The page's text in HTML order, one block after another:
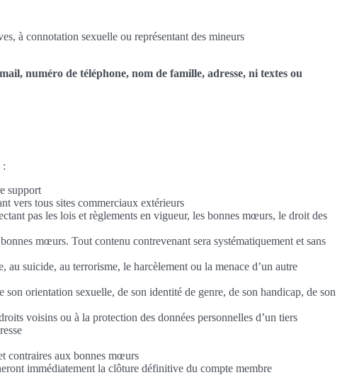
à connotation sexuelle ou représentant des mineurs
numéro de téléphone, nom de famille, adresse, ni textes ou
:
support
vers tous sites commerciaux extérieurs
pas les lois et règlements en vigueur, les bonnes mœurs, le droit des
mœurs. Tout contenu contrevenant sera systématiquement et sans
suicide, au terrorisme, le harcèlement ou la menace d’un autre
orientation sexuelle, de son identité de genre, de son handicap, de son
voisins ou à la protection des données personnelles d’un tiers
contraires aux bonnes mœurs
immédiatement la clôture définitive du compte membre